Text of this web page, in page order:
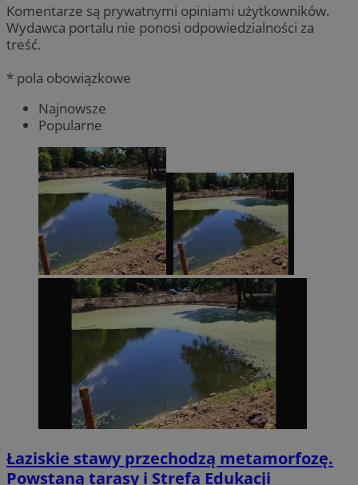
Komentarze są prywatnymi opiniami użytkowników.
Wydawca portalu nie ponosi odpowiedzialności za
treść.
* pola obowiązkowe
Najnowsze
Popularne
Łaziskie stawy przechodzą metamorfozę.
Powstaną tarasy i Strefa Edukacji